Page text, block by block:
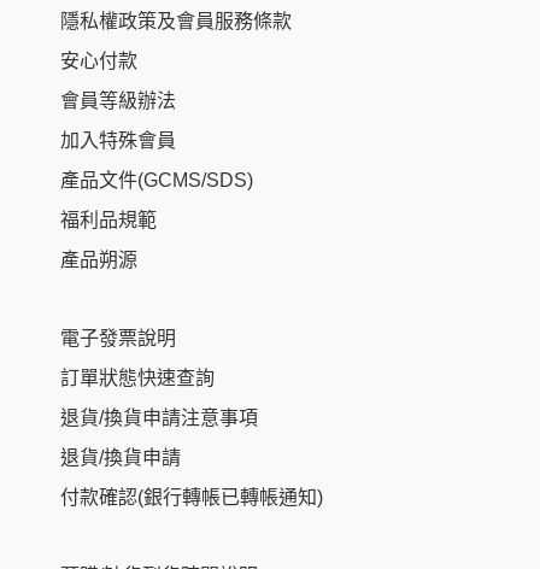
隱私權政策及會員服務條款
安心付款
會員等級辦法
加入特殊會員
產品文件(GCMS/SDS)
福利品規範
產品朔源
電子發票說明
訂單狀態快速查詢
退貨/換貨申請注意事項
退貨/換貨申請
付款確認(銀行轉帳已轉帳通知)